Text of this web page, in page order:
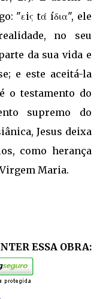
"εiς tά íδια", ele
no seu
da sua vida e
e este aceitá-la
o testamento do
supremo do
Jesus deixa
como herança
Maria.
ESSA OBRA: